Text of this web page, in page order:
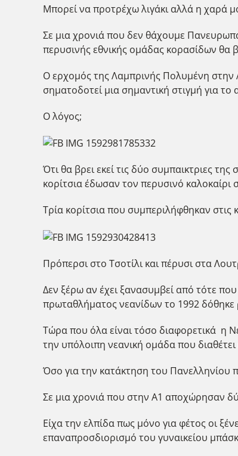
Μπορεί να προτρέχω λιγάκι αλλά η χαρά
Σε μια χρονιά που δεν θάχουμε
περυσινής εθνικής ομάδας κορασίδων
Ο ερχομός της Λαμπρινής Πολυμένη στην
σηματοδοτεί μια σημαντική στιγμή για το
Ο λόγος;
Ότι θα βρει εκεί τις δύο συμπαικτριες
κορίτσια έδωσαν τον περυσινό
Τρία κορίτσια που συμπεριλήφθηκαν
Πρόπερσι στο Τσοτίλι και πέρυσι στα
Δεν ξέρω αν έχει ξανασυμβεί από τότε
πρωταθλήματος νεανίδων το 1992
Τώρα που όλα είναι τόσο διαφορετικά η
την υπόλοιπη νεανική ομάδα που
Όσο για την κατάκτηση του
Σε μια χρονιά που στην Α1 αποχώρησαν
Είχα την ελπίδα πως μόνο για φέτος οι
επαναπροσδιορισμό του γυναικείου